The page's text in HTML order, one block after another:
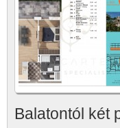
Balatontól két